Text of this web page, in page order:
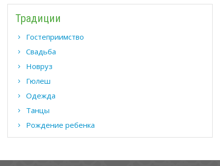
Традиции
Гостеприимство
Свадьба
Новруз
Гюлеш
Одежда
Танцы
Рождение ребенка